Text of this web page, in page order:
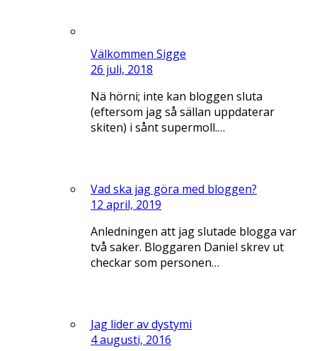
Välkommen Sigge
26 juli, 2018
Nä hörni; inte kan bloggen sluta
(eftersom jag så sällan uppdaterar
skiten) i sånt supermoll.…
Vad ska jag göra med bloggen?
12 april, 2019
Anledningen att jag slutade blogga var
två saker. Bloggaren Daniel skrev ut
checkar som personen…
Jag lider av dystymi
4 augusti, 2016